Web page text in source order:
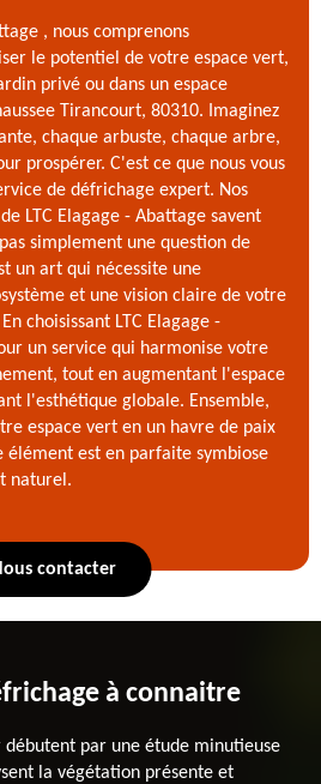
, nous comprenons
le potentiel de votre espace vert,
privé ou dans un espace
Tirancourt, 80310. Imaginez
chaque arbuste, chaque arbre,
prospérer. C'est ce que nous vous
de défrichage expert. Nos
LTC Elagage - Abattage savent
simplement une question de
un art qui nécessite une
et une vision claire de votre
choisissant LTC Elagage -
un service qui harmonise votre
tout en augmentant l'espace
l'esthétique globale. Ensemble,
espace vert en un havre de paix
élément est en parfaite symbiose
naturel.
contacter
à connaitre
débutent par une étude minutieuse
la végétation présente et